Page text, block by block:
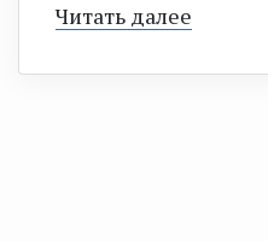
Читать далее